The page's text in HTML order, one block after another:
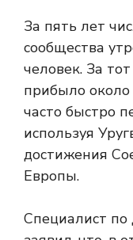
За пять лет
сообщества
человек. За
прибыло
часто быстро
используя
достижения
Европы.
Специалист